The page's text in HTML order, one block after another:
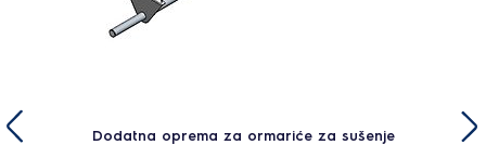
Dodatna oprema za ormariće za sušenje